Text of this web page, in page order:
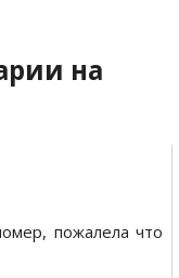
на
пожалела что